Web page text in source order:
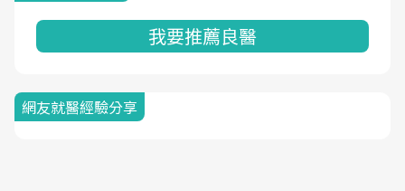
我要推薦良醫
網友就醫經驗分享